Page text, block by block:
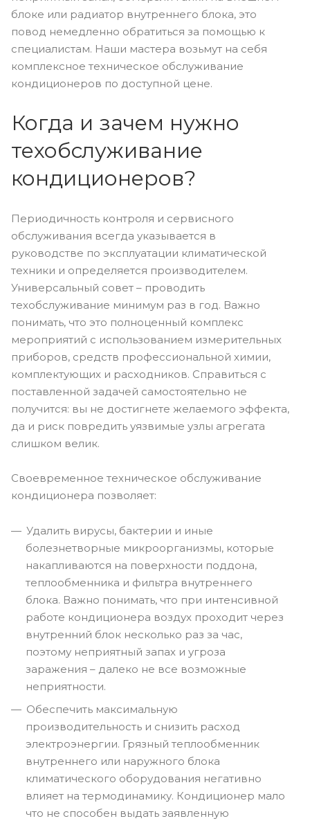
блоке или радиатор внутреннего блока, это
повод немедленно обратиться за помощью к
специалистам. Наши мастера возьмут на себя
комплексное техническое обслуживание
кондиционеров по доступной цене.
Когда и зачем нужно
техобслуживание
кондиционеров?
Периодичность контроля и сервисного
обслуживания всегда указывается в
руководстве по эксплуатации климатической
техники и определяется производителем.
Универсальный совет – проводить
техобслуживание минимум раз в год. Важно
понимать, что это полноценный комплекс
мероприятий с использованием измерительных
приборов, средств профессиональной химии,
комплектующих и расходников. Справиться с
поставленной задачей самостоятельно не
получится: вы не достигнете желаемого эффекта,
да и риск повредить уязвимые узлы агрегата
слишком велик.
Своевременное техническое обслуживание
кондиционера позволяет:
Удалить вирусы, бактерии и иные
болезнетворные микроорганизмы, которые
накапливаются на поверхности поддона,
теплообменника и фильтра внутреннего
блока. Важно понимать, что при интенсивной
работе кондиционера воздух проходит через
внутренний блок несколько раз за час,
поэтому неприятный запах и угроза
заражения – далеко не все возможные
неприятности.
Обеспечить максимальную
производительность и снизить расход
электроэнергии. Грязный теплообменник
внутреннего или наружного блока
климатического оборудования негативно
влияет на термодинамику. Кондиционер мало
что не способен выдать заявленную